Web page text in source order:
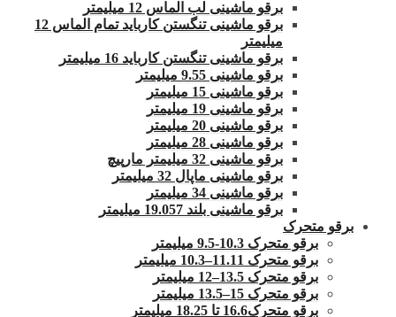
برقو ماشینی لب الماس 12 میلیمتر
برقو ماشینی تنگستن کارباید تمام الماس 12
میلیمتر
برقو ماشینی تنگستن کارباید 16 میلیمتر
برقو ماشینی 9.55 میلیمتر
برقو ماشینی 15 میلیمتر
برقو ماشینی 19 میلیمتر
برقو ماشینی 20 میلیمتر
برقو ماشینی 28 میلیمتر
برقو ماشینی 32 میلیمتر مارپیچ
برقو ماشینی ماپال 32 میلیمتر
برقو ماشینی 34 میلیمتر
برقو ماشینی بلند 19.057 میلیمتر
برقو متحرک
برقو متحرک 10.3-9.5 میلیمتر
برقو متحرک 11.11–10.3 میلیمتر
برقو متحرک 13.5–12 میلیمتر
برقو متحرک 15–13.5 میلیمتر
برقو متحرک16.6 تا 18.25 میلیمتر